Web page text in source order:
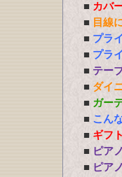
■ カバ
■ 目線
■ プラ
■ プラ
■ テー
■ ダイ
■ ガー
■ こん
■ ギフ
■ ピア
■ ピア